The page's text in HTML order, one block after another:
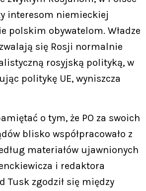
interesom niemieckiej
polskim obywatelom. Władze
się Rosji normalnie
rosyjską polityką, w
politykę UE, wyniszcza
o tym, że PO za swoich
blisko współpracowało z
materiałów ujawnionych
i redaktora
Tusk zgodził się między